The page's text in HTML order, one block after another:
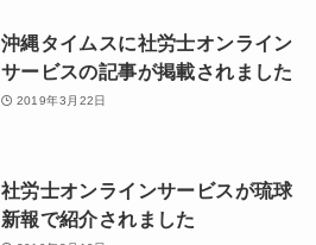
沖縄タイムスに社労士オンライン
サービスの記事が掲載されました
2019年3月22日
社労士オンラインサービスが琉球
新報で紹介されました